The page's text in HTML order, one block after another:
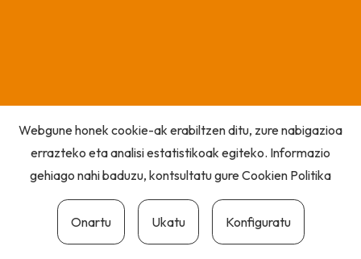
Webgune honek cookie-ak erabiltzen ditu, zure nabigazioa
errazteko eta analisi estatistikoak egiteko. Informazio
gehiago nahi baduzu, kontsultatu gureCookien Politika
Onartu Ukatu Konfiguratu